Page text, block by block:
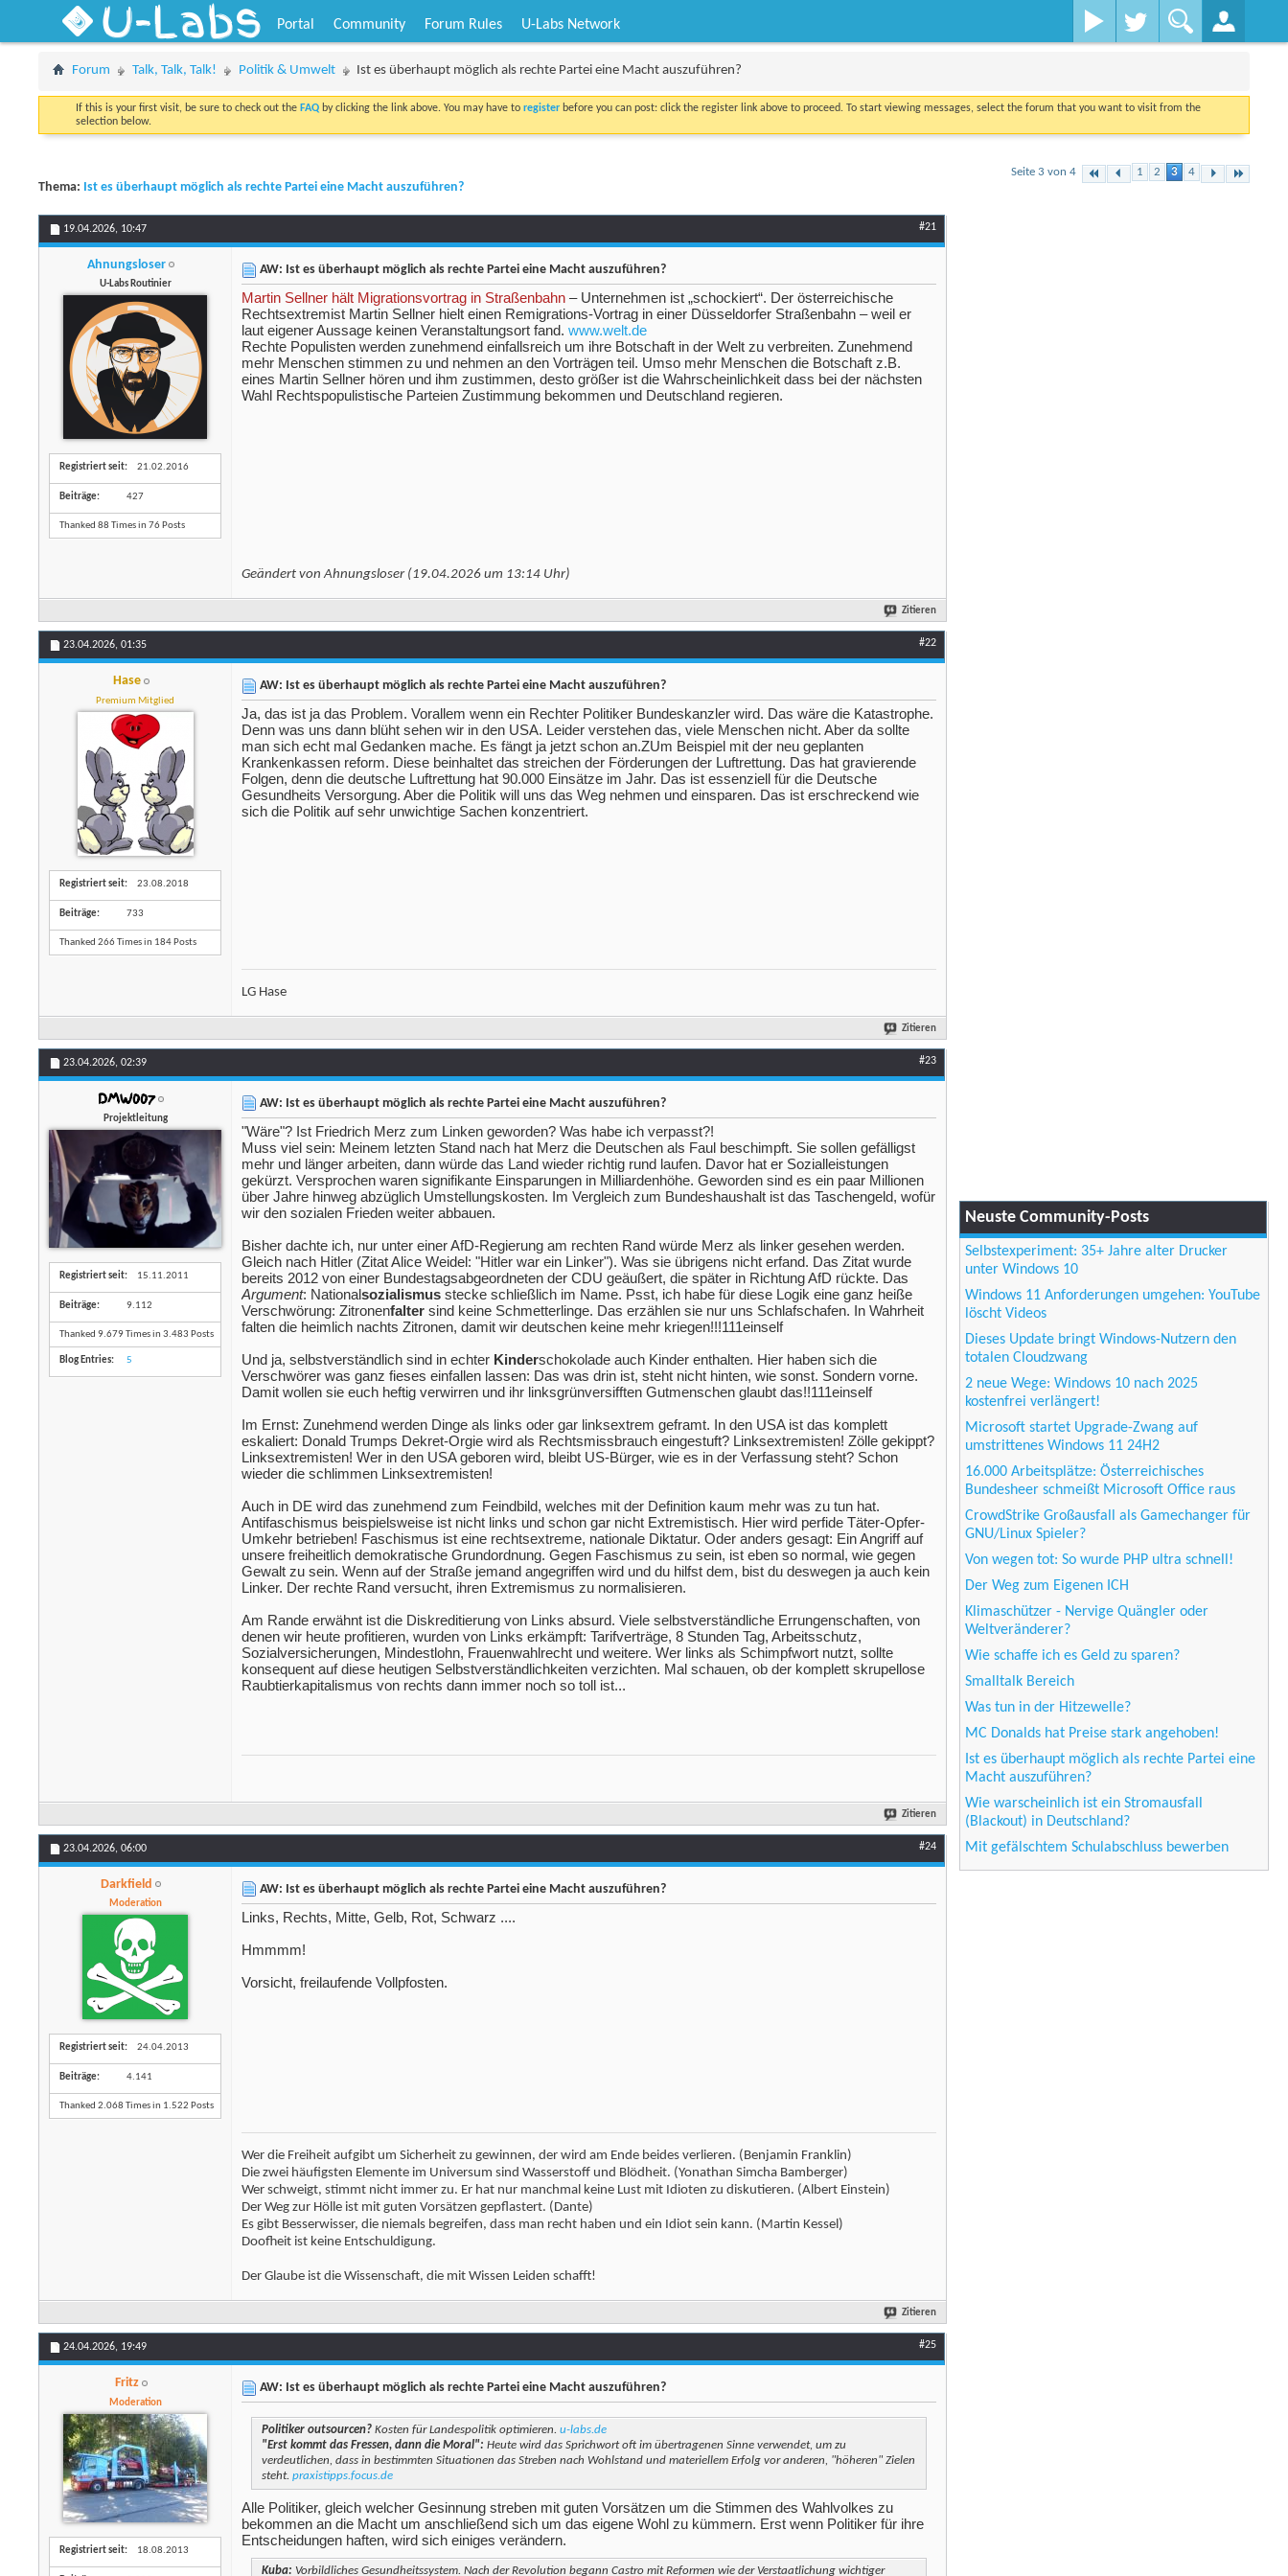
U-Labs Portal Community Forum Rules U-Labs Network
Forum Talk, Talk, Talk! Politik & Umwelt Ist es überhaupt möglich als rechte Partei eine Macht auszuführen?
If this is your first visit, be sure to check out the FAQ by clicking the link above. You may have toregister before you can post: click the register link above to proceed. To start viewing messages, select the forum that you want to visit from the
selection below.
Seite 3 von 4 1 2 3 4
Thema: Ist es überhaupt möglich als rechte Partei eine Macht auszuführen?
19.04.2026, 10:47 #21
Ahnungsloser
U-Labs Routinier
Registriert seit 21.02.2016
Beiträge 427
Thanked 88 Times in 76 Posts
AW: Ist es überhaupt möglich als rechte Partei eine Macht auszuführen?
Martin Sellner hält Migrationsvortrag in Straßenbahn– Unternehmen ist „schockiert“. Der österreichische
Rechtsextremist Martin Sellner hielt einen Remigrations-Vortrag in einer Düsseldorfer Straßenbahn – weil er
laut eigener Aussage keinen Veranstaltungsort fand.www.welt.de
Rechte Populisten werden zunehmend einfallsreich um ihre Botschaft in der Welt zu verbreiten. Zunehmend
mehr Menschen stimmen zu und nehmen an den Vorträgen teil. Umso mehr Menschen die Botschaft z.B.
eines Martin Sellner hören und ihm zustimmen, desto größer ist die Wahrscheinlichkeit dass bei der nächsten
Wahl Rechtspopulistische Parteien Zustimmung bekommen und Deutschland regieren.
Geändert von Ahnungsloser (19.04.2026 um 13:14 Uhr)
Zitieren
23.04.2026,01:35 #22
Hase
Premium Mitglied
Registriert seit 23.08.2018
Beiträge 733
Thanked 266 Times in 184 Posts
AW: Ist es überhaupt möglich als rechte Partei eine Macht auszuführen?
Ja, das ist ja das Problem. Vorallem wenn ein Rechter Politiker Bundeskanzler wird. Das wäre die Katastrophe.
Denn was uns dann blüht sehen wir in den USA. Leider verstehen das, viele Menschen nicht. Aber da sollte
man sich echt mal Gedanken mache. Es fängt ja jetzt schon an.ZUm Beispiel mit der neu geplanten
Krankenkassen reform. Diese beinhaltet das streichen der Förderungen der Luftrettung. Das hat gravierende
Folgen, denn die deutsche Luftrettung hat 90.000 Einsätze im Jahr. Das ist essenziell für die Deutsche
Gesundheits Versorgung. Aber die Politik will uns das Weg nehmen und einsparen. Das ist erschreckend wie
sich die Politik auf sehr unwichtige Sachen konzentriert.
LG Hase
Zitieren
23.04.2026,02:39 #23
DMW007
Projektleitung
Registriert seit 15.11.2011
Beiträge 9.112
Thanked 9.679 Times in 3.483 Posts
Blog Entries 5
AW: Ist es überhaupt möglich als rechte Partei eine Macht auszuführen?
"Wäre"? Ist Friedrich Merz zum Linken geworden? Was habe ich verpasst?!
Muss viel sein: Meinem letzten Stand nach hat Merz die Deutschen als Faul beschimpft. Sie sollen gefälligst
mehr und länger arbeiten, dann würde das Land wieder richtig rund laufen. Davor hat er Sozialleistungen
gekürzt. Versprochen waren signifikante Einsparungen in Milliardenhöhe. Geworden sind es ein paar Millionen
über Jahre hinweg abzüglich Umstellungskosten. Im Vergleich zum Bundeshaushalt ist das Taschengeld, wofür
wir den sozialen Frieden weiter abbauen.
Bisher dachte ich, nur unter einer AfD-Regierung am rechten Rand würde Merz als linker gesehen werden.
Gleich nach Hitler (Zitat Alice Weidel: "Hitler war ein Linker"). Was sie übrigens nicht erfand. Das Zitat wurde
bereits 2012 von einer Bundestagsabgeordneten der CDU geäußert, die später in Richtung AfD rückte. Das
Argument: Nationalsozialismus stecke schließlich im Name. Psst, ich habe für diese Logik eine ganz heiße
Verschwörung: Zitronenfalter sind keine Schmetterlinge. Das erzählen sie nur uns Schlafschafen. In Wahrheit
falten die heimlich nachts Zitronen, damit wir deutschen keine mehr kriegen!!!111einself
Und ja, selbstverständlich sind in echter Kinderschokolade auch Kinder enthalten. Hier haben sich die
Verschwörer was ganz fieses einfallen lassen: Das was drin ist, steht nicht hinten, wie sonst. Sondern vorne.
Damit wollen sie euch heftig verwirren und ihr linksgrünversifften Gutmenschen glaubt das!!111einself
Im Ernst: Zunehmend werden Dinge als links oder gar linksextrem geframt. In den USA ist das komplett
eskaliert: Donald Trumps Dekret-Orgie wird als Rechtsmissbrauch eingestuft? Linksextremisten! Zölle gekippt?
Linksextremisten! Wer in den USA geboren wird, bleibt US-Bürger, wie es in der Verfassung steht? Schon
wieder die schlimmen Linksextremisten!
Auch in DE wird das zunehmend zum Feindbild, welches mit der Definition kaum mehr was zu tun hat.
Antifaschismus beispielsweise ist nicht links und schon gar nicht Extremistisch. Hier wird perfide Täter-Opfer-
Umkehr betrieben! Faschismus ist eine rechtsextreme, nationale Diktatur. Oder anders gesagt: Ein Angriff auf
unsere freiheitlich demokratische Grundordnung. Gegen Faschismus zu sein, ist eben so normal, wie gegen
Gewalt zu sein. Wenn auf der Straße jemand angegriffen wird und du hilfst dem, bist du deswegen ja auch kein
Linker. Der rechte Rand versucht, ihren Extremismus zu normalisieren.
Am Rande erwähnt ist die Diskreditierung von Links absurd. Viele selbstverständliche Errungenschaften, von
denen wir heute profitieren, wurden von Links erkämpft: Tarifverträge, 8 Stunden Tag, Arbeitsschutz,
Sozialversicherungen, Mindestlohn, Frauenwahlrecht und weitere. Wer links als Schimpfwort nutzt, sollte
konsequent auf diese heutigen Selbstverständlichkeiten verzichten. Mal schauen, ob der komplett skrupellose
Raubtierkapitalismus von rechts dann immer noch so toll ist...
Zitieren
23.04.2026,06:00 #24
Darkfield
Moderation
Registriert seit 24.04.2013
Beiträge 4.141
Thanked 2.068 Times in 1.522 Posts
AW: Ist es überhaupt möglich als rechte Partei eine Macht auszuführen?
Links, Rechts, Mitte, Gelb, Rot, Schwarz ....
Hmmmm!
Vorsicht, freilaufende Vollpfosten.
Wer die Freiheit aufgibt um Sicherheit zu gewinnen, der wird am Ende beides verlieren. (Benjamin Franklin)
Die zwei häufigsten Elemente im Universum sind Wasserstoff und Blödheit. (Yonathan Simcha Bamberger)
Wer schweigt, stimmt nicht immer zu. Er hat nur manchmal keine Lust mit Idioten zu diskutieren. (Albert Einstein)
Der Weg zur Hölle ist mit guten Vorsätzen gepflastert. (Dante)
Es gibt Besserwisser, die niemals begreifen, dass man recht haben und ein Idiot sein kann. (Martin Kessel)
Doofheit ist keine Entschuldigung.
Der Glaube ist die Wissenschaft, die mit Wissen Leiden schafft!
Zitieren
24.04.2026, 19:49 #25
Fritz
Moderation
Registriert seit 18.08.2013
AW: Ist es überhaupt möglich als rechte Partei eine Macht auszuführen?
Politiker outsourcen? Kosten für Landespolitik optimieren.u-labs.de
"Erst kommt das Fressen, dann die Moral":Heute wird das Sprichwort oft im übertragenen Sinne verwendet, um zu
verdeutlichen, dass in bestimmten Situationen das Streben nach Wohlstand und materiellem Erfolg vor anderen, "höheren" Zielen
steht.praxistipps.focus.de
Alle Politiker, gleich welcher Gesinnung streben mit guten Vorsätzen um die Stimmen des Wahlvolkes zu
bekommen an die Macht um anschließend sich um das eigene Wohl zu kümmern. Erst wenn Politiker für ihre
Entscheidungen haften, wird sich einiges verändern.
Kuba:Vorbildliches Gesundheitssystem. Nach der Revolution begann Castro mit Reformen wie der Verstaatlichung wichtiger
Neuste Community-Posts
Selbstexperiment: 35+ Jahre alter Drucker
unter Windows 10
Windows 11 Anforderungen umgehen: YouTube
löscht Videos
Dieses Update bringt Windows-Nutzern den
totalen Cloudzwang
2 neue Wege: Windows 10 nach 2025
kostenfrei verlängert!
Microsoft startet Upgrade-Zwang auf
umstrittenes Windows 11 24H2
16.000 Arbeitsplätze: Österreichisches
Bundesheer schmeißt Microsoft Office raus
CrowdStrike Großausfall als Gamechanger für
GNU/Linux Spieler?
Von wegen tot: So wurde PHP ultra schnell!
Der Weg zum Eigenen ICH
Klimaschützer - Nervige Quängler oder
Weltveränderer?
Wie schaffe ich es Geld zu sparen?
Smalltalk Bereich
Was tun in der Hitzewelle?
MC Donalds hat Preise stark angehoben!
Ist es überhaupt möglich als rechte Partei eine
Macht auszuführen?
Wie warscheinlich ist ein Stromausfall
(Blackout) in Deutschland?
Mit gefälschtem Schulabschluss bewerben